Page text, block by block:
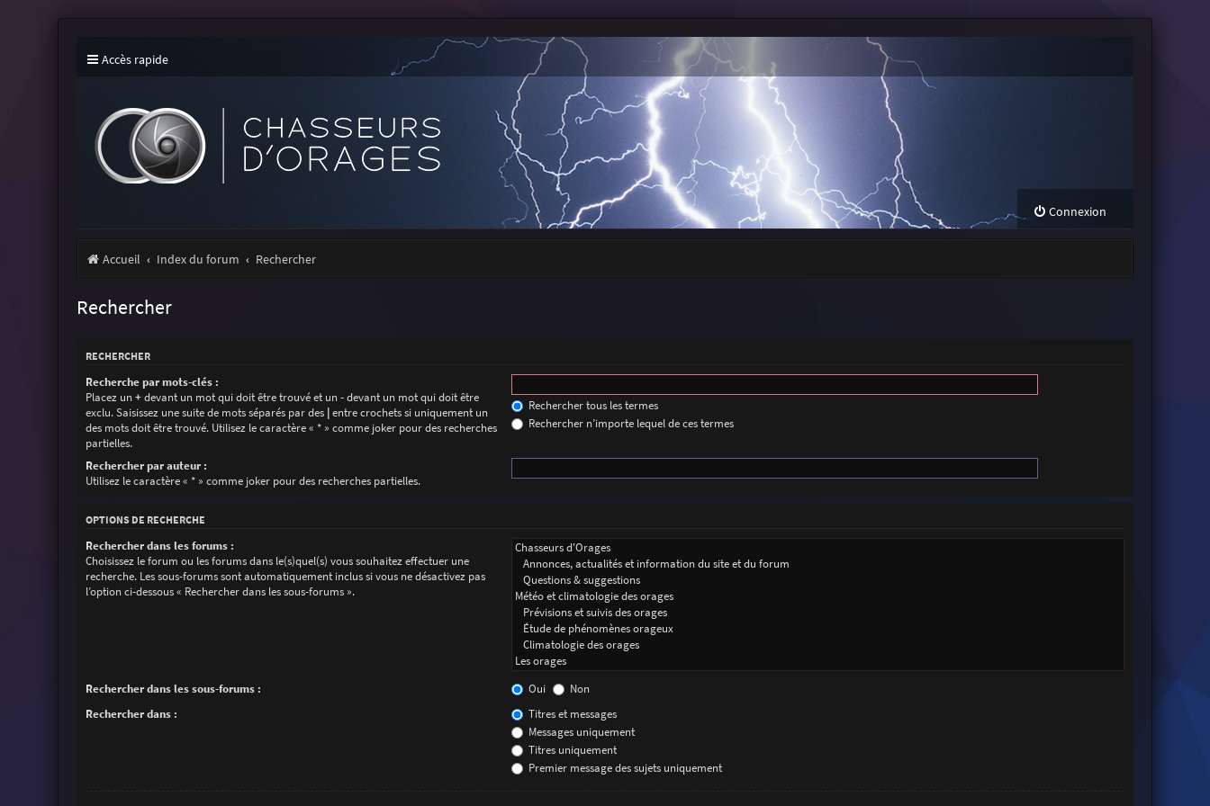
Accès rapide
Connexion
Accueil Index du forum Rechercher
Rechercher
RECHERCHER
Recherche par mots-clés :
Placez un+devant un mot qui doit être trouvé et un-devant un mot qui doit être
exclu. Saisissez une suite de mots séparés par des |entre crochets si uniquement un
des mots doit être trouvé. Utilisez le caractère « * » comme joker pour des recherches
partielles.
Rechercher tous les termes
Rechercher n’importe lequel de ces termes
Rechercher par auteur :
Utilisez le caractère « * » comme joker pour des recherches partielles.
OPTIONS DE RECHERCHE
Rechercher dans les forums :
Choisissez le forum ou les forums dans le(s)quel(s) vous souhaitez effectuer une
recherche. Les sous-forums sont automatiquement inclus si vous ne désactivez pas
l’option ci-dessous « Rechercher dans les sous-forums ».
Rechercher dans les sous-forums : Oui
Non
Rechercher dans :
Titres et messages
Messages uniquement
Titres uniquement
Premier message des sujets uniquement